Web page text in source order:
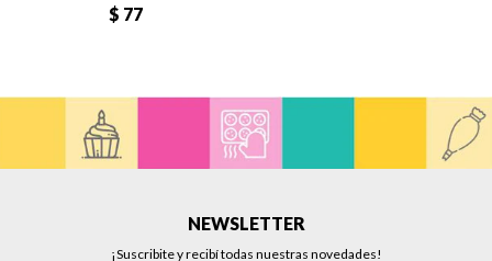
$ 77
NEWSLETTER
¡Suscribite y recibí todas nuestras novedades!